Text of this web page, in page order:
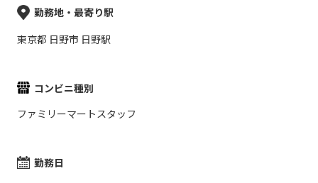
勤務地・最寄り駅
東京都 日野市 日野駅
コンビニ種別
ファミリーマートスタッフ
勤務日